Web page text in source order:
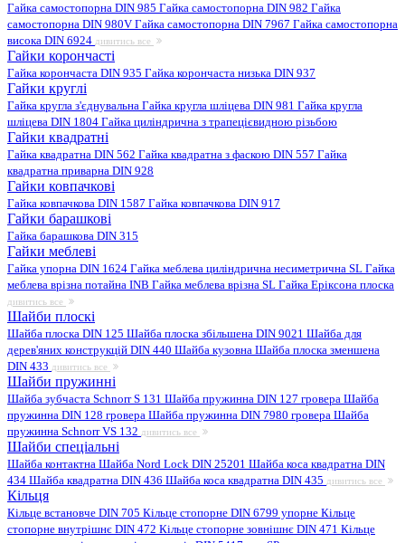
Гайка самостопорна DIN 985 Гайка самостопорна DIN 982 Гайка
самостопорна DIN 980V Гайка самостопорна DIN 7967 Гайка самостопорна
висока DIN 6924 дивитись все
Гайки корончасті
Гайка корончаста DIN 935 Гайка корончаста низька DIN 937
Гайки круглі
Гайка кругла з'єднувальна Гайка кругла шліцева DIN 981 Гайка кругла
шліцева DIN 1804 Гайка циліндрична з трапецієвидною різьбою
Гайки квадратні
Гайка квадратна DIN 562 Гайка квадратна з фаскою DIN 557 Гайка
квадратна приварна DIN 928
Гайки ковпачкові
Гайка ковпачкова DIN 1587 Гайка ковпачкова DIN 917
Гайки барашкові
Гайка барашкова DIN 315
Гайки меблеві
Гайка упорна DIN 1624 Гайка меблева циліндрична несиметрична SL Гайка
меблева врізна потайна INB Гайка меблева врізна SL Гайка Еріксона плоска
дивитись все
Шайби плоскі
Шайба плоска DIN 125 Шайба плоска збільшена DIN 9021 Шайба для
дерев'яних конструкцій DIN 440 Шайба кузовна Шайба плоска зменшена
DIN 433 дивитись все
Шайби пружинні
Шайба зубчаста Schnorr S 131 Шайба пружинна DIN 127 гровера Шайба
пружинна DIN 128 гровера Шайба пружинна DIN 7980 гровера Шайба
пружинна Schnorr VS 132 дивитись все
Шайби спеціальні
Шайба контактна Шайба Nord Lock DIN 25201 Шайба коса квадратна DIN
434 Шайба квадратна DIN 436 Шайба коса квадратна DIN 435 дивитись все
Кільця
Кільце встановче DIN 705 Кільце стопорне DIN 6799 упорне Кільце
стопорне внутрішнє DIN 472 Кільце стопорне зовнішнє DIN 471 Кільце